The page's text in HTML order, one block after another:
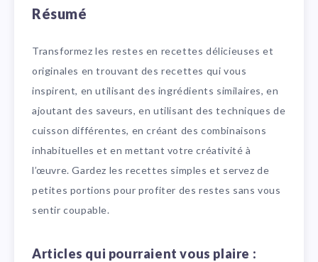
Résumé
Transformez les restes en recettes délicieuses et
originales en trouvant des recettes qui vous
inspirent, en utilisant des ingrédients similaires, en
ajoutant des saveurs, en utilisant des techniques de
cuisson différentes, en créant des combinaisons
inhabituelles et en mettant votre créativité à
l’œuvre. Gardez les recettes simples et servez de
petites portions pour profiter des restes sans vous
sentir coupable.
Articles qui pourraient vous plaire :